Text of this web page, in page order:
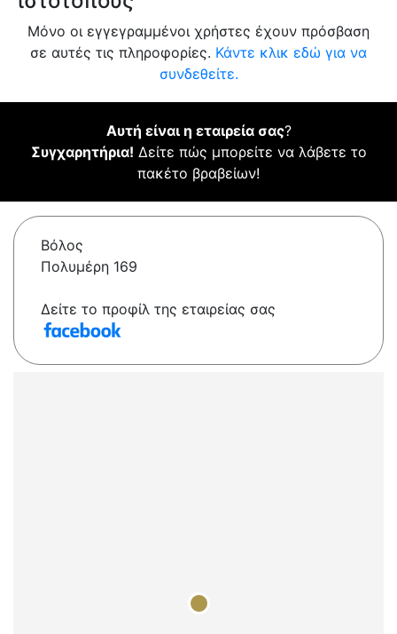
Μόνο οι εγγεγραμμένοι χρήστες έχουν πρόσβαση
σε αυτές τις πληροφορίες. Κάντε κλικ εδώ για να
συνδεθείτε.
Αυτή είναι η εταιρεία σας?
Συγχαρητήρια! Δείτε πώς μπορείτε να λάβετε το
πακέτο βραβείων!
Βόλος
Πολυμέρη 169
Δείτε το προφίλ της εταιρείας σας